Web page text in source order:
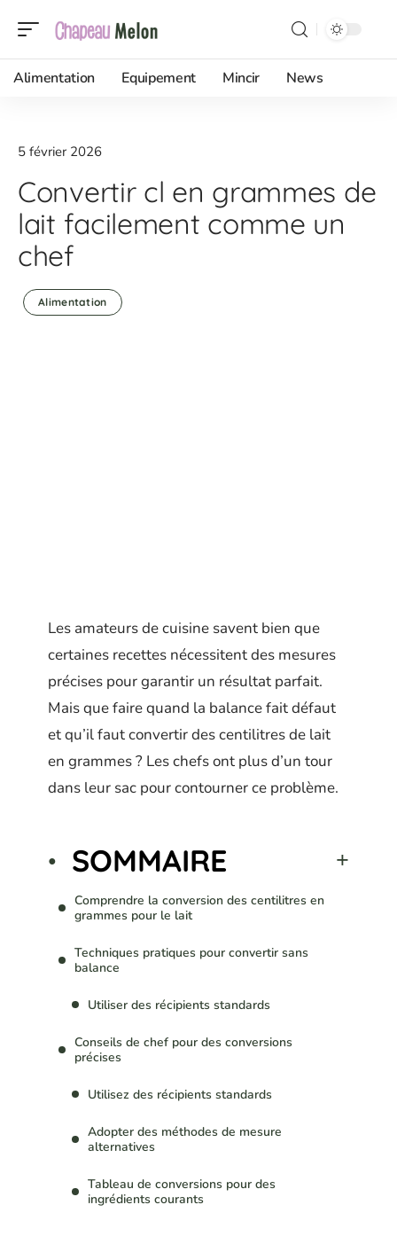
Alimentation Equipement Mincir News
5 février 2026
Convertir cl en grammes de
lait facilement comme un
chef
Alimentation
Les amateurs de cuisine savent bien que
certaines recettes nécessitent des mesures
précises pour garantir un résultat parfait.
Mais que faire quand la balance fait défaut
et qu’il faut convertir des centilitres de lait
en grammes ? Les chefs ont plus d’un tour
dans leur sac pour contourner ce problème.
SOMMAIRE
Comprendre la conversion des centilitres en
grammes pour le lait
Techniques pratiques pour convertir sans
balance
Utiliser des récipients standards
Conseils de chef pour des conversions
précises
Utilisez des récipients standards
Adopter des méthodes de mesure
alternatives
Tableau de conversions pour des
ingrédients courants